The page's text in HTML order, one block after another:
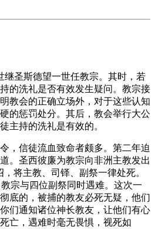
继圣斯德望一世任教宗。其时，若
的洗礼是否有效发生疑问。教宗接
教会的正确立场外，对于这些认知
的惩罚处分。其后，教会举行大公
主持的洗礼是有效的。
，信徒流血致命者颇多。第二年迫
。圣西彼廉为教宗向非洲主教发出
将主教、司铎、副祭一律处死。
宗与四位副祭同时遇难。这次一
底的，被捕的教友必死无疑，他们
们通知诸位神长教友，让他们有心
亡，遇难时毫无畏惧，视死如